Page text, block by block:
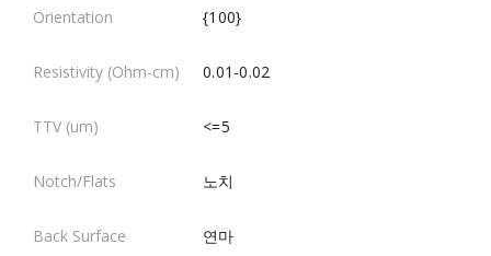
{100}
0.01-0.02
<=5
노치
연마